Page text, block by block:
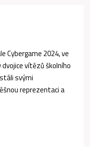
Cybergame 2024, ve
vítězů školního
svými
reprezentaci a